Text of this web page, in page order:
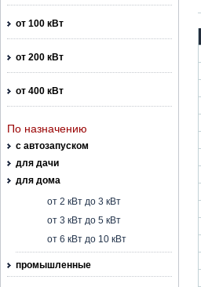
от 100 кВт
от 200 кВт
от 400 кВт
По назначению
с автозапуском
для дачи
для дома
от 2 кВт до 3 кВт
от 3 кВт до 5 кВт
от 6 кВт до 10 кВт
промышленные